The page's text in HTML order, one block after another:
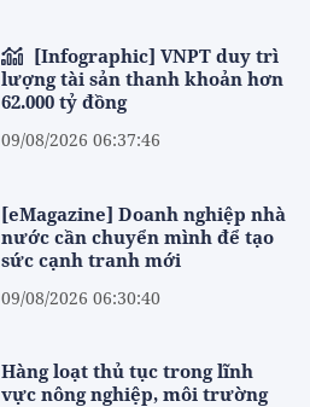
lượng tài sản thanh khoản hơn
62.000 tỷ đồng
09/08/2026 06:37:46
[eMagazine] Doanh nghiệp nhà
nước cần chuyển mình để tạo
sức cạnh tranh mới
09/08/2026 06:30:40
Hàng loạt thủ tục trong lĩnh
vực nông nghiệp, môi trường